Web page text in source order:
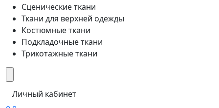
Сценические ткани
Ткани для верхней одежды
Костюмные ткани
Подкладочные ткани
Трикотажные ткани
Личный кабинет